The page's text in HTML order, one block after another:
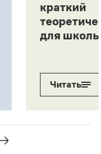
краткий
для
Читать